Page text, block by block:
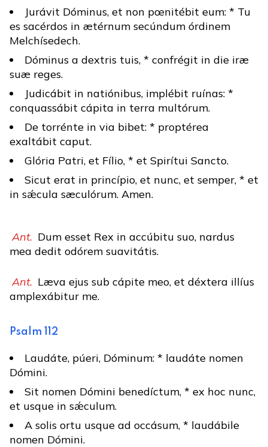
Jurávit Dóminus, et non pœnitébit eum: * Tu
es sacérdos in ætérnum secúndum órdinem
Melchísedech.
Dóminus a dextris tuis, * confrégit in die iræ
suæ reges.
Judicábit in natiónibus, implébit ruínas: *
conquassábit cápita in terra multórum.
De torrénte in via bibet: * proptérea
exaltábit caput.
Glória Patri, et Fílio, * et Spirítui Sancto.
Sicut erat in princípio, et nunc, et semper, * et
in sǽcula sæculórum. Amen.
Ant. Dum esset Rex in accúbitu suo, nardus
mea dedit odórem suavitátis.
Ant. Læva ejus sub cápite meo, et déxtera illíus
amplexábitur me.
Psalm 112
Laudáte, púeri, Dóminum: * laudáte nomen
Dómini.
Sit nomen Dómini benedíctum, * ex hoc nunc,
et usque in sǽculum.
A solis ortu usque ad occásum, * laudábile
nomen Dómini.